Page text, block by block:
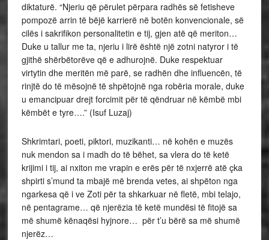
diktaturë. “Njeriu që përulet përpara radhës së fetisheve
pompozë arrin të bëjë karrierë në botën konvencionale, së
cilës i sakrifikon personalitetin e tij, gjen atë që meriton…
Duke u tallur me ta, njeriu i lirë është një zotni natyror i të
gjithë shërbëtorëve që e adhurojnë. Duke respektuar
virtytin dhe meritën më parë, se radhën dhe influencën, të
rinjtë do të mësojnë të shpëtojnë nga robëria morale, duke
u emancipuar drejt forcimit për të qëndruar në këmbë mbi
këmbët e tyre….” (Isuf Luzaj)
Shkrimtari, poeti, piktori, muzikanti… në kohën e muzës
nuk mendon sa i madh do të bëhet, sa vlera do të ketë
krijimi i tij, ai nxiton me vrapin e erës për të nxjerrë atë çka
shpirti s’mund ta mbajë më brenda vetes, ai shpëton nga
ngarkesa që i ve Zoti për ta shkarkuar në fletë, mbi telajo,
në pentagrame… që njerëzia të ketë mundësi të fitojë sa
më shumë kënaqësi hyjnore… për t’u bërë sa më shumë
njerëz…